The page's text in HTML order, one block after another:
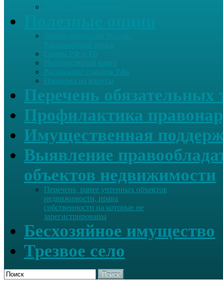
Интерактивная карта
Расписание станция Уфа
Проверка на вирусы
Перечень обязательных
Профилактика
Имущественная
Выявление
объектов недвижимости
Перечень ранее учтенных объектов
недвижимости, права
собственности на которые не
зарегистрированы
Бесхозяйное имущество
Трезвое село
Поиск